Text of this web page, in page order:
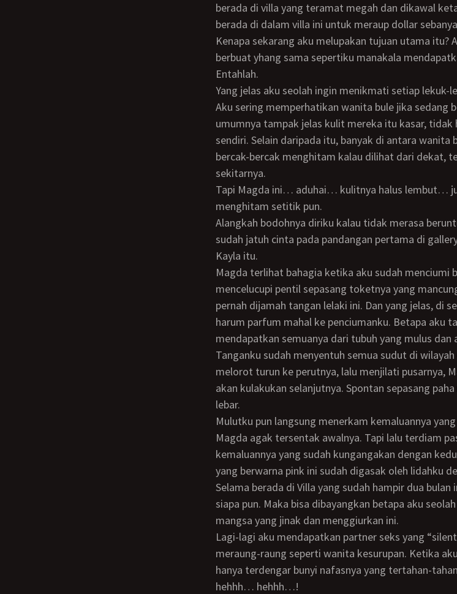
berada di villa yang teramat megah dan dikawal
berada di dalam villa ini untuk meraup dollar
Kenapa sekarang aku melupakan tujuan utama itu?
berbuat yhang sama sepertiku manakala
Entahlah.
Yang jelas aku seolah ingin menikmati setiap
Aku sering memperhatikan wanita bule jika sedang berada di dekat mereka. Pada
umumnya tampak jelas kulit mereka itu kasar, tidak
sendiri. Selain daripada itu, banyak di antara wanita
bercak-bercak menghitam kalau dilihat dari dekat,
sekitarnya.
Tapi Magda ini… aduhai… kulitnya halus lembut… juga tidak nampak bercak-bercak
menghitam setitik pun.
Alangkah bodohnya diriku kalau tidak merasa beruntung mendapatkan cewek yang
sudah jatuh cinta pada pandangan pertama di
Kayla itu.
Magda terlihat bahagia ketika aku sudah menciumi bibirnya dengan mesra dan
mencelucupi pentil sepasang toketnya yang
pernah dijamah tangan lelaki ini. Dan yang jelas, di
harum parfum mahal ke penciumanku. Betapa aku
mendapatkan semuanya dari tubuh yang mulus
Tanganku sudah menyentuh semua sudut di wilayah dadanya. Dan ketika mulutku
melorot turun ke perutnya, lalu menjilati pusarnya,
akan kulakukan selanjutnya. Spontan sepasang
lebar.
Mulutku pun langsung menerkam kemaluannya
Magda agak tersentak awalnya. Tapi lalu terdiam pasrah ketika aku mulai menjilati
kemaluannya yang sudah kungangakan dengan
yang berwarna pink ini sudah digasak oleh lidahku
Selama berada di Villa yang sudah hampir dua bulan ini, aku tak pernah menyetubuhi
siapa pun. Maka bisa dibayangkan betapa aku
mangsa yang jinak dan menggiurkan ini.
Lagi-lagi aku mendapatkan partner seks yang “silent”… tidak “riuh-rendah”, tidak
meraung-raung seperti wanita kesurupan. Ketika
hanya terdengar bunyi nafasnya yang tertahan-
hehhh… hehhh…!